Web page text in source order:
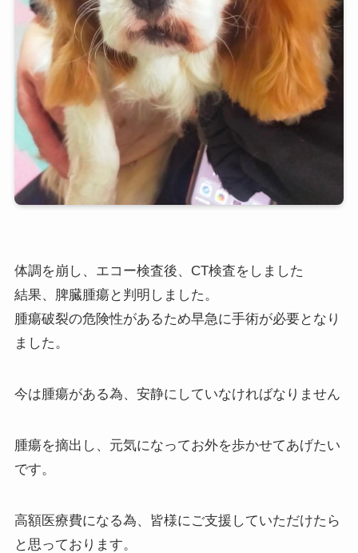
体調を崩し、エコー検査後、CT検査をしました
結果、脾臓腫瘍と判明しました。
腫瘍破裂の危険性があるため早急に手術が必要となり
ました。
今は腫瘍がある為、安静にしていなければなりません
腫瘍を摘出し、元気になってお外を歩かせてあげたい
です。
高額医療費になる為、皆様にご支援していただけたら
と思っております。